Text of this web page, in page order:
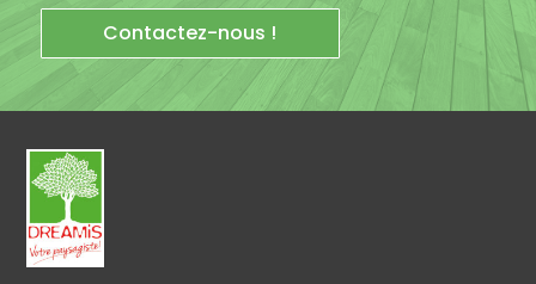
Contactez-nous !